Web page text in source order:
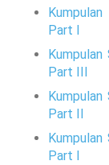
Part I
Part III
Part II
Part I